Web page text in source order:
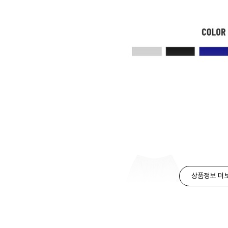
상품정보 더